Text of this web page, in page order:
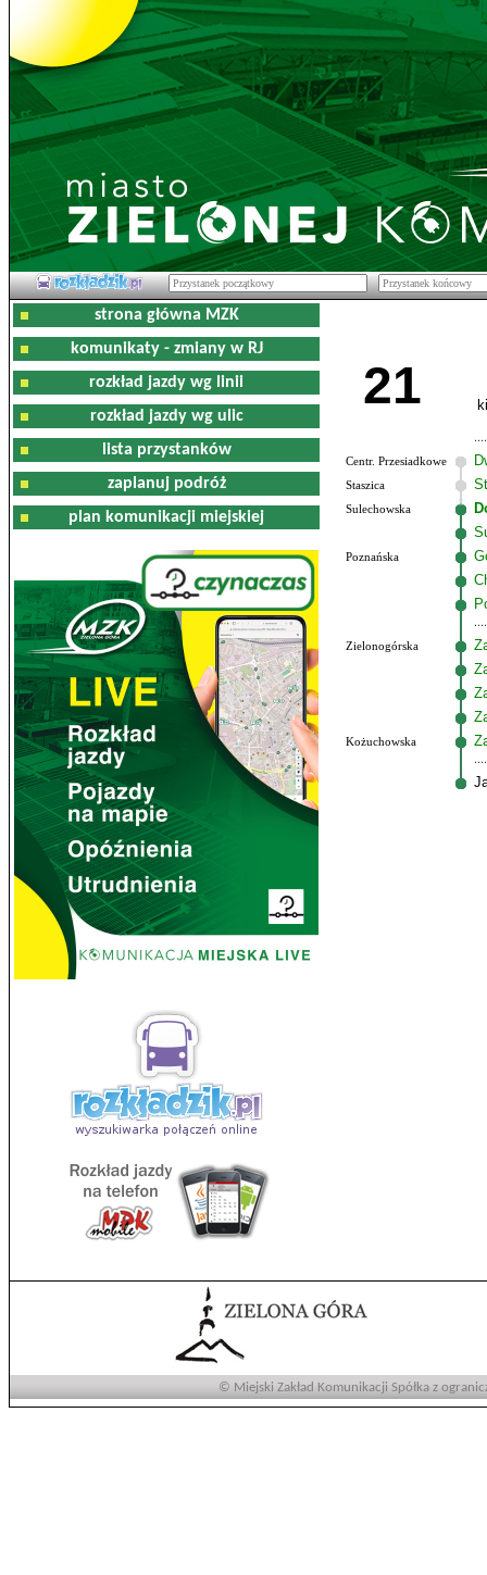
strona główna MZK
komunikaty - zmiany w RJ
rozkład jazdy wg linii
rozkład jazdy wg ulic
lista przystanków
zaplanuj podróż
plan komunikacji miejskiej
21
Centr. Przesiadkowe
Staszica
Sulechowska
Poznańska
Zielonogórska
Kożuchowska
© Miejski Zakład Komunikacji Spółka z